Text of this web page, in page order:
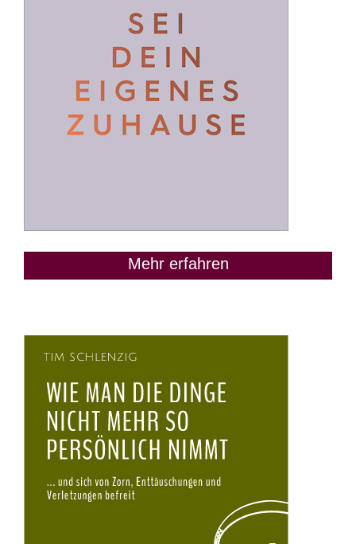
Mehr erfahren